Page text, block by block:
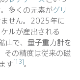
多くの元素がグリ
せん。2025年に
ルが産出される
山で、量子重力計を
その精度は従来の磁
す[13]。